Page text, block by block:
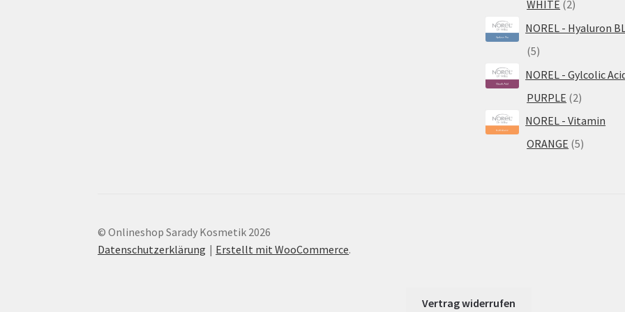
WHITE 22
Produkte
NOREL - Hyaluron
55
NOREL - Gylcolic
PURPLE 22
Produkte
NOREL - Vitamin
ORANGE 55
© Onlineshop Sarady Kosmetik 2026
Datenschutzerklärung
Erstellt mit WooCommerce.
Vertrag widerrufen